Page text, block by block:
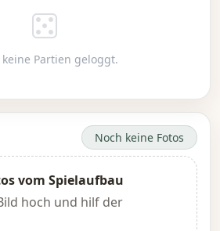
keine Partien geloggt.
Noch keine Fotos
vom Spielaufbau
hoch und hilf der